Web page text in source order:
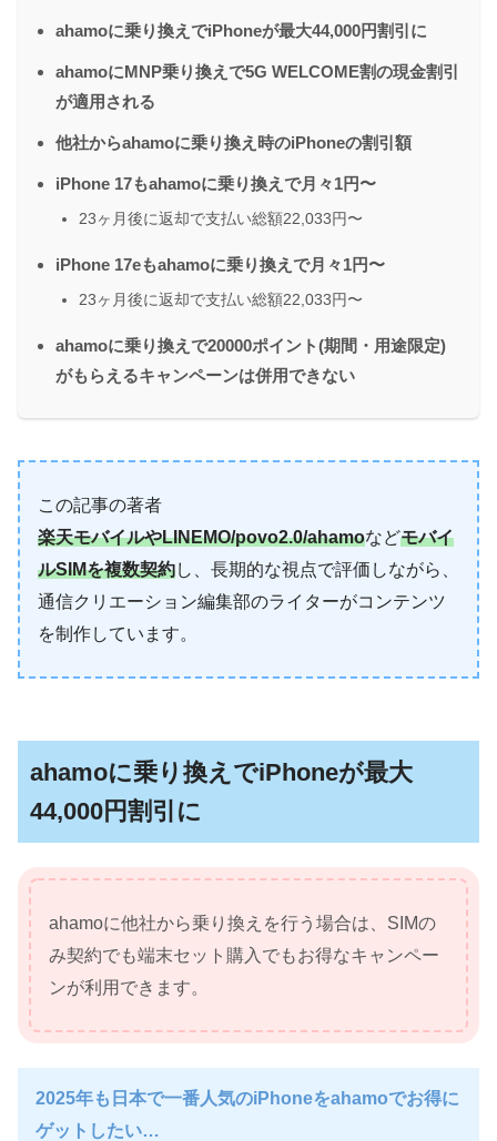
ahamoに乗り換えでiPhoneが最大44,000円割引に
ahamoにMNP乗り換えで5G WELCOME割の現金割引
が適用される
他社からahamoに乗り換え時のiPhoneの割引額
iPhone 17もahamoに乗り換えで月々1円〜
23ヶ月後に返却で支払い総額22,033円〜
iPhone 17eもahamoに乗り換えで月々1円〜
23ヶ月後に返却で支払い総額22,033円〜
ahamoに乗り換えで20000ポイント(期間・用途限定)
がもらえるキャンペーンは併用できない
この記事の著者
楽天モバイルやLINEMO/povo2.0/ahamoなどモバイ
ルSIMを複数契約し、長期的な視点で評価しながら、
通信クリエーション編集部のライターがコンテンツ
を制作しています。
ahamoに乗り換えでiPhoneが最大
44,000円割引に
ahamoに他社から乗り換えを行う場合は、SIMの
み契約でも端末セット購入でもお得なキャンペー
ンが利用できます。
2025年も日本で一番人気のiPhoneをahamoでお得に
ゲットしたい…